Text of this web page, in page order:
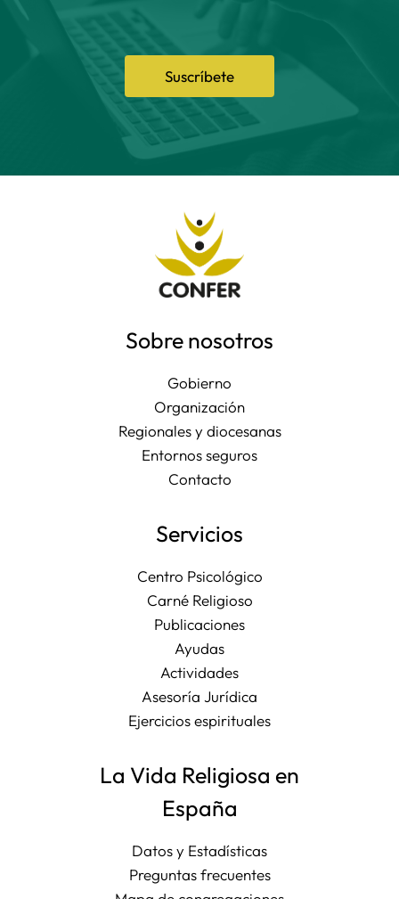
Suscríbete
Sobre nosotros
Gobierno
Organización
Regionales y diocesanas
Entornos seguros
Contacto
Servicios
Centro Psicológico
Carné Religioso
Publicaciones
Ayudas
Actividades
Asesoría Jurídica
Ejercicios espirituales
La Vida Religiosa en
España
Datos y Estadísticas
Preguntas frecuentes